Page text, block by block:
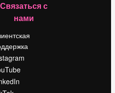
Связаться с
нами